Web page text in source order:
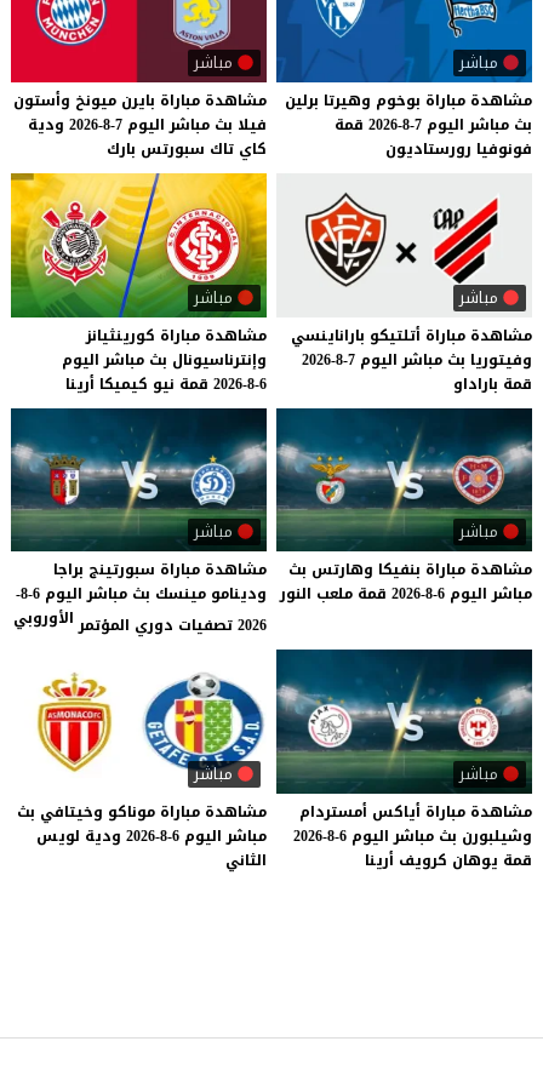
مباشر
مشاهدة مباراة بوخوم وهيرتا برلين
بث مباشر اليوم 7-8-2026
قمة
فونوفيا رورستاديون
مباشر
مشاهدة مباراة بايرن ميونخ وأستون
فيلا بث مباشر اليوم 7-8-2026
ودية
كاي تاك سبورتس بارك
مباشر
مشاهدة مباراة أتلتيكو باراناينسي
وفيتوريا بث مباشر اليوم 7-8-2026
قمة باراداو
مباشر
مشاهدة مباراة كورينثيانز
وإنترناسيونال بث مباشر اليوم
6-8-2026
قمة نيو كيميكا أرينا
مباشر
مشاهدة مباراة بنفيكا وهارتس بث
مباشر اليوم 6-8-2026 قمة ملعب النور
مباشر
مشاهدة مباراة سبورتينج براجا
ودينامو مينسك بث مباشر اليوم 6-8-
2026 تصفيات دوري المؤتمر
الأوروبي
مباشر
مشاهدة مباراة أياكس أمستردام
وشيلبورن بث مباشر اليوم 6-8-2026
قمة يوهان كرويف أرينا
مباشر
مشاهدة مباراة موناكو وخيتافي بث
مباشر اليوم 6-8-2026 ودية لويس
الثاني